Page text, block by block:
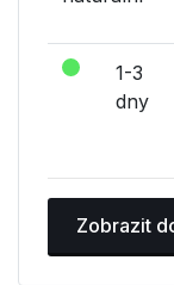
1-3
dny
Zobrazit